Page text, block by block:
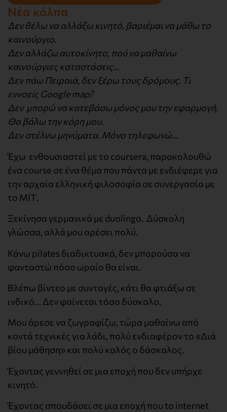
Νέα κόλπα
Δεν θέλω να αλλάξω κινητό, βαριέμαι να μάθω το
καινούργιο.
Δεν αλλάζω αυτοκίνητο, πού να μαθαίνω
καινούργιες καταστάσεις…
Δεν πάω Πειραιά, δεν ξέρω τους δρόμους. Τι
εννοείς Google map?
Δεν μπορώ να κατεβάσω μόνος μου την εφαρμογή.
Θα βάλω την κόρη μου.
Δεν στέλνω μηνύματα. Μόνο τηλεφωνώ…
Έχω ενθουσιαστεί με το coursera, παρακολουθώ
ένα course σε ένα θέμα που πάντα με ενδιέφερε για
την αρχαία ελληνική φιλοσοφία σε συνεργασία με
το ΜΙΤ.
Ξεκίνησα γερμανικά με duolingo. Δύσκολη
γλώσσα, αλλά μου αρέσει πολύ.
Κάνω pilates διαδικτυακά, δεν μπορούσα να
φανταστώ πόσο ωραίο θα είναι.
Βλέπω βίντεο με συνταγές, κάτι θα φτιάξω σε
ινδικό… Δεν φαίνεται τόσο δύσκολο.
Μου άρεσε να ζωγραφίζω, τώρα μαθαίνω από
κοντά τεχνικές για λάδι, πολύ ενδιαφέρον το «Διά
βίου μάθηση» και πολύ καλός ο δάσκαλος.
Έχοντας γεννηθεί σε μια εποχή που δεν υπήρχε
κινητό.
Έχοντας σπουδάσει σε μια εποχή που to internet